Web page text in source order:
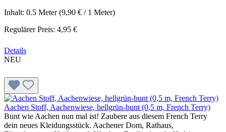
Inhalt: 0.5 Meter(9,90 € / 1 Meter)
Regulärer Preis: 4,95 €
Details
NEU
Aachen Stoff, Aachenwiese, hellgrün-bunt (0,5 m, French Terry)
Bunt wie Aachen nun mal ist! Zaubere aus diesem French Terry
dein neues Kleidungsstück. Aachener Dom, Rathaus,